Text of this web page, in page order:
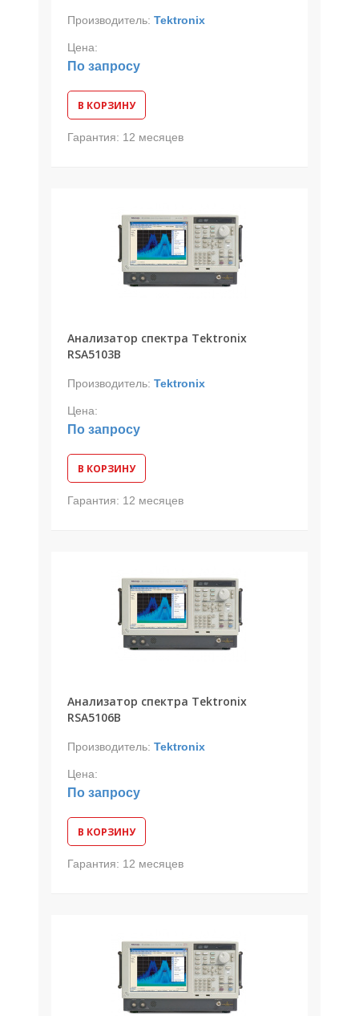
Производитель: Tektronix
Цена:
По запросу
В КОРЗИНУ
Гарантия: 12 месяцев
Анализатор спектра Tektronix
RSA5103B
Производитель: Tektronix
Цена:
По запросу
В КОРЗИНУ
Гарантия: 12 месяцев
Анализатор спектра Tektronix
RSA5106B
Производитель: Tektronix
Цена:
По запросу
В КОРЗИНУ
Гарантия: 12 месяцев